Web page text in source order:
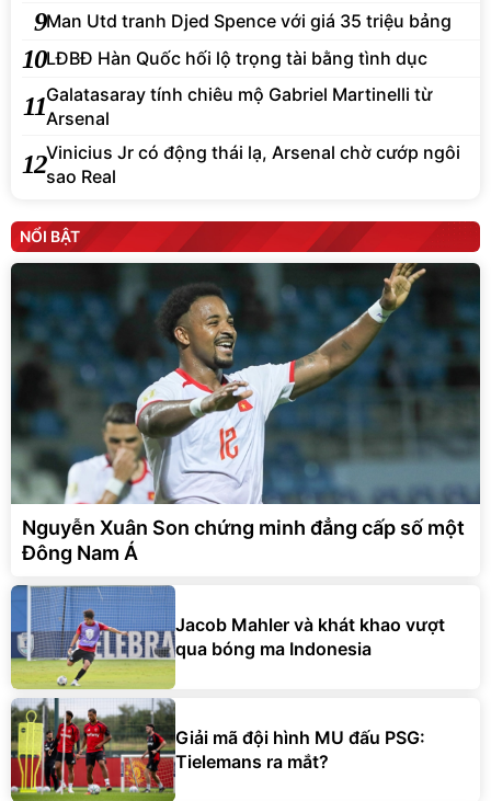
9Man Utd tranh Djed Spence với giá 35 triệu bảng
10LĐBĐ Hàn Quốc hối lộ trọng tài bằng tình dục
11Galatasaray tính chiêu mộ Gabriel Martinelli từ
Arsenal
12Vinicius Jr có động thái lạ, Arsenal chờ cướp ngôi
sao Real
NỔI BẬT
Nguyễn Xuân Son chứng minh đẳng cấp số một
Đông Nam Á
Jacob Mahler và khát khao vượt
qua bóng ma Indonesia
Giải mã đội hình MU đấu PSG:
Tielemans ra mắt?